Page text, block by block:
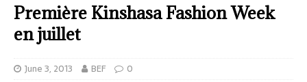
Première Kinshasa Fashion Week
en juillet
June 3, 2013 BEF 0